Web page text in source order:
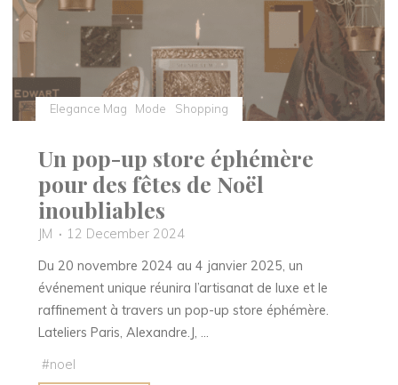
One,
ode
à
l’audace
raffinement"
Elegance Mag Mode Shopping
Un pop-up store éphémère
pour des fêtes de Noël
inoubliables
JM
12 December 2024
Du 20 novembre 2024 au 4 janvier 2025, un
événement unique réunira l’artisanat de luxe et le
raffinement à travers un pop-up store éphémère.
Lateliers Paris, Alexandre.J, …
#noel